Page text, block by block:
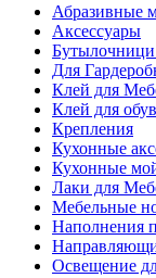
Абразивные
Аксессуары
Для
Клей для
Клей для
Крепления
Кухонные
Кухонные
Лаки для
Мебельные
Наполнения
Освещение